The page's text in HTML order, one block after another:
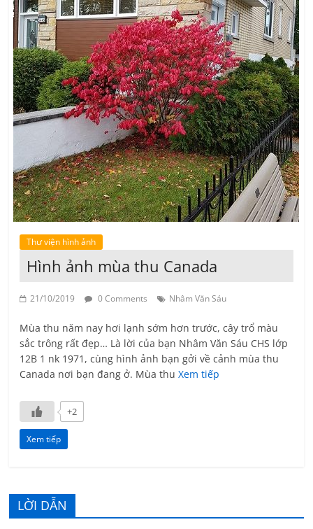
Thư viện hình ảnh
Hình ảnh mùa thu Canada
21/10/2019 0 Comments Nhâm Văn Sáu
Mùa thu năm nay hơi lạnh sớm hơn trước, cây trổ màu
sắc trông rất đẹp… Là lời của bạn Nhâm Văn Sáu CHS lớp
12B 1 nk 1971, cùng hình ảnh bạn gởi về cảnh mùa thu
Canada nơi bạn đang ở. Mùa thuXem tiếp
+2
Xem tiếp
LỜI DẪN